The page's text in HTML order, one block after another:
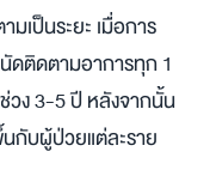
เป็นระยะ เมื่อการ
ดติดตามอาการทุก 1
วง 3-5 ปี หลังจากนั้น
กับผู้ป่วยแต่ละราย